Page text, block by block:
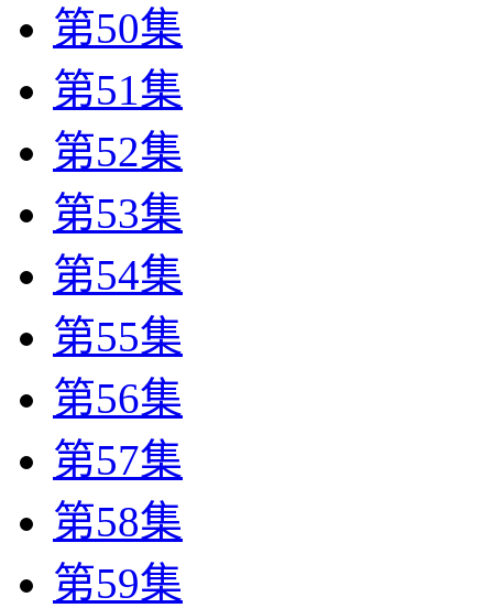
第50集
第51集
第52集
第53集
第54集
第55集
第56集
第57集
第58集
第59集